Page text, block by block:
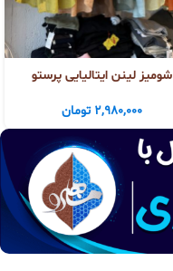
شومیز لینن ایتالیایی پرستو
2,980,000 تومان